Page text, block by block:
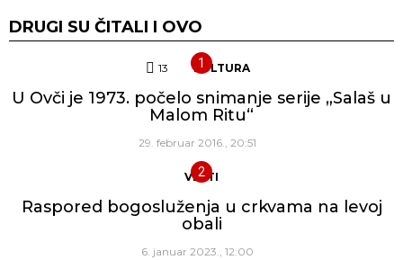
DRUGI SU ČITALI I OVO
13 Komentara
KULTURA
U Ovči je 1973. počelo snimanje serije „Salaš u
Malom Ritu“
29. februar 2016., 20:51
VESTI
Raspored bogosluženja u crkvama na levoj
obali
6. januar 2023., 12:00